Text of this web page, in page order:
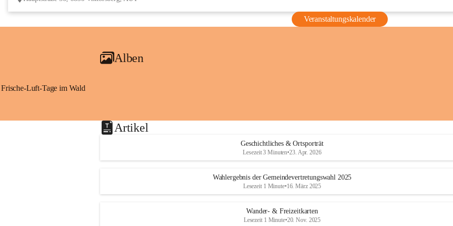
Veranstaltungskalender
Alben
Frische-Luft-Tage im Wald
Artikel
Geschichtliches & Ortsporträt
Lesezeit 3 Minuten•23. Apr. 2026
Wahlergebnis der Gemeindevertretungswahl 2025
Lesezeit 1 Minute•16. März 2025
Wander- & Freizeitkarten
Lesezeit 1 Minute•20. Nov. 2025